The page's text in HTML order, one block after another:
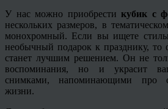
У нас можно приобрести кубик с
нескольких размеров, в
монохромный. Если вы ищете
необычный подарок к празднику, то
станет лучшим решением. Он не
воспоминания, но и украсит
снимками, напоминающими про
жизни.